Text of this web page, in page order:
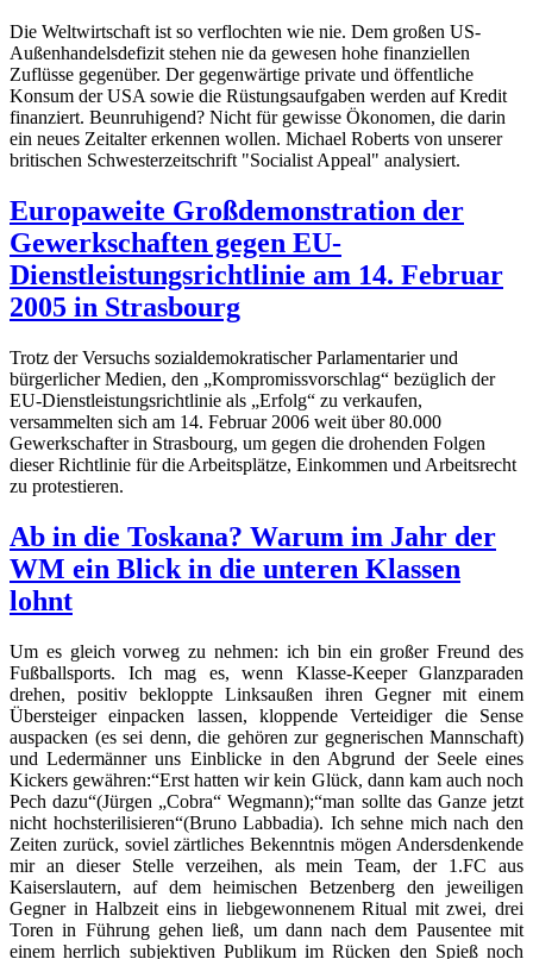
Die Weltwirtschaft ist so verflochten wie nie. Dem großen US-
Außenhandelsdefizit stehen nie da gewesen hohe finanziellen
Zuflüsse gegenüber. Der gegenwärtige private und öffentliche
Konsum der USA sowie die Rüstungsaufgaben werden auf Kredit
finanziert. Beunruhigend? Nicht für gewisse Ökonomen, die darin
ein neues Zeitalter erkennen wollen. Michael Roberts von unserer
britischen Schwesterzeitschrift "Socialist Appeal" analysiert.
Europaweite Großdemonstration der
Gewerkschaften gegen EU-
Dienstleistungsrichtlinie am 14. Februar
2005 in Strasbourg
Trotz der Versuchs sozialdemokratischer Parlamentarier und
bürgerlicher Medien, den „Kompromissvorschlag“ bezüglich der
EU-Dienstleistungsrichtlinie als „Erfolg“ zu verkaufen,
versammelten sich am 14. Februar 2006 weit über 80.000
Gewerkschafter in Strasbourg, um gegen die drohenden Folgen
dieser Richtlinie für die Arbeitsplätze, Einkommen und Arbeitsrecht
zu protestieren.
Ab in die Toskana? Warum im Jahr der
WM ein Blick in die unteren Klassen
lohnt
Um es gleich vorweg zu nehmen: ich bin ein großer Freund des
Fußballsports. Ich mag es, wenn Klasse-Keeper Glanzparaden
drehen, positiv bekloppte Linksaußen ihren Gegner mit einem
Übersteiger einpacken lassen, kloppende Verteidiger die Sense
auspacken (es sei denn, die gehören zur gegnerischen Mannschaft)
und Ledermänner uns Einblicke in den Abgrund der Seele eines
Kickers gewähren:“Erst hatten wir kein Glück, dann kam auch noch
Pech dazu“(Jürgen „Cobra“ Wegmann);“man sollte das Ganze jetzt
nicht hochsterilisieren“(Bruno Labbadia). Ich sehne mich nach den
Zeiten zurück, soviel zärtliches Bekenntnis mögen Andersdenkende
mir an dieser Stelle verzeihen, als mein Team, der 1.FC aus
Kaiserslautern, auf dem heimischen Betzenberg den jeweiligen
Gegner in Halbzeit eins in liebgewonnenem Ritual mit zwei, drei
Toren in Führung gehen ließ, um dann nach dem Pausentee mit
einem herrlich subjektiven Publikum im Rücken den Spieß noch